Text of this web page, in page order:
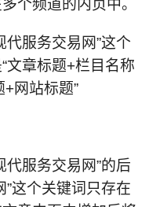
个频道的内页中。
代服务交易网”这个
文章标题+栏目名称
+网站标题”
代服务交易网”的后
”这个关键词只存在